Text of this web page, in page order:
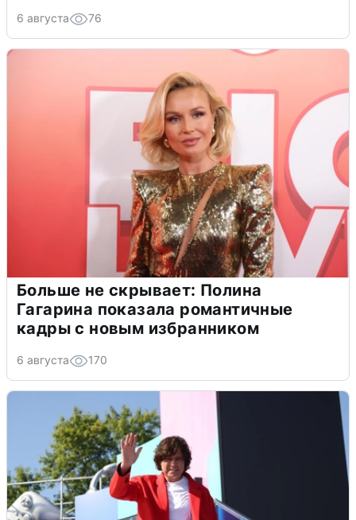
6 августа 76
Больше не скрывает: Полина
Гагарина показала романтичные
кадры с новым избранником
6 августа 170